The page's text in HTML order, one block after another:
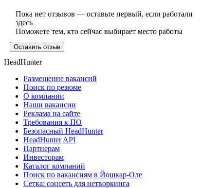
Пока нет отзывов — оставьте первый, если работали
здесь
Поможете тем, кто сейчас выбирает место работы
Оставить отзыв
HeadHunter
Размещение вакансий
Поиск по резюме
О компании
Наши вакансии
Реклама на сайте
Требования к ПО
Безопасный HeadHunter
HeadHunter API
Партнерам
Инвесторам
Каталог компаний
Поиск по вакансиям в Йошкар-Оле
Сетка: соцсеть для нетворкинга